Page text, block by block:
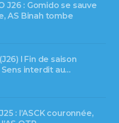
J26 : Gomido se sauve
AS Binah tombe
l Fin de saison
interdit au…
: l’ASCK couronnée,